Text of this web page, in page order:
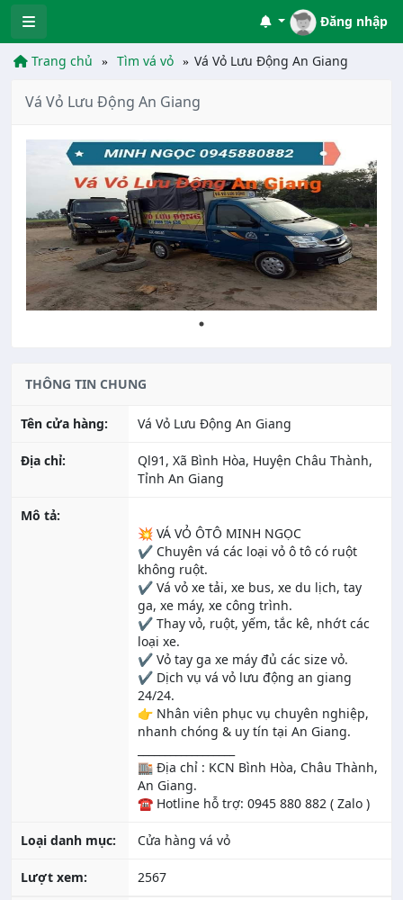
Đăng nhập
Trang chủ Tìm vá vỏ Vá Vỏ Lưu Động An Giang
Vá Vỏ Lưu Động An Giang
THÔNG TIN CHUNG
Tên cửa hàng: Vá Vỏ Lưu Động An Giang
Địa chỉ:
Ql91, Xã Bình Hòa, Huyện Châu Thành,
Tỉnh An Giang
Mô tả:
💥 VÁ VỎ ÔTÔ MINH NGỌC
✔️ Chuyên vá các loại vỏ ô tô có ruột
không ruột.
✔️ Vá vỏ xe tải, xe bus, xe du lịch, tay
ga, xe máy, xe công trình.
✔️ Thay vỏ, ruột, yếm, tắc kê, nhớt các
loại xe️.
✔️ Vỏ tay ga xe máy đủ các size vỏ.
✔️ Dịch vụ vá vỏ lưu động an giang
24/24.
👉 Nhân viên phục vụ chuyên nghiệp,
nhanh chóng & uy tín tại An Giang.
🏬 Địa chỉ : KCN Bình Hòa, Châu Thành,
An Giang.
Loại danh mục: Cửa hàng vá vỏ
Lượt xem: 2567